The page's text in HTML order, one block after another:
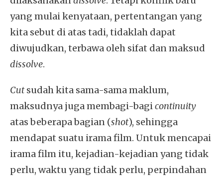
yang mulai kenyataan, pertentangan yang
kita sebut di atas tadi, tidaklah dapat
diwujudkan, terbawa oleh sifat dan maksud
dissolve.
Cutsudah kita sama-sama maklum,
maksudnya juga membagi-bagicontinuity
atas beberapa bagian (shot), sehingga
mendapat suatu irama film. Untuk mencapai
irama film itu, kejadian-kejadian yang tidak
perlu, waktu yang tidak perlu, perpindahan